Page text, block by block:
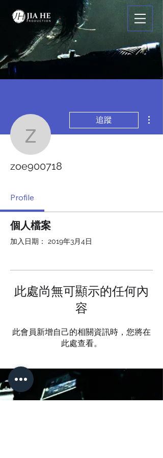
zoe900718
追蹤
zoe900718
Profile
個人檔案
加入日期： 2019年3月4日
此處尚無可顯示的任何內
容
此會員新增自己的相關資訊時，您將在
此處查看。